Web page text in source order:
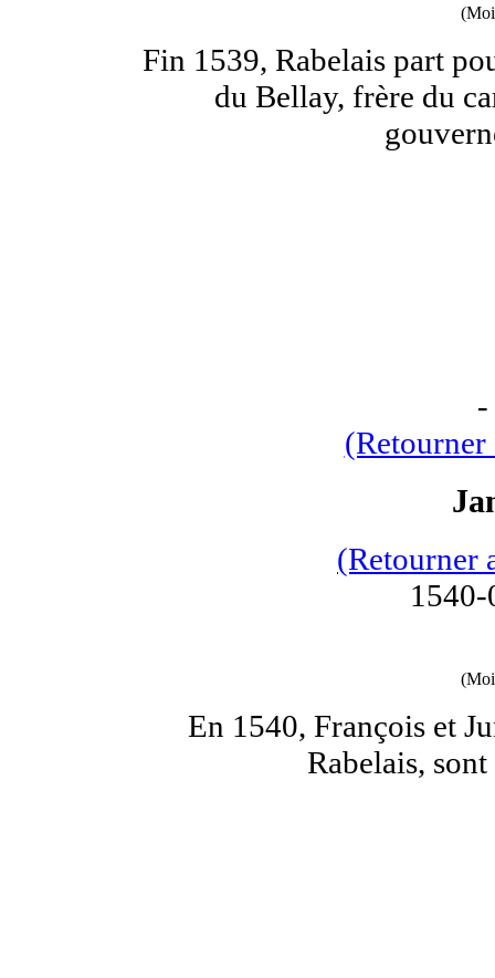
Fin 1539, Rabelais part
du Bellay, frère du
-
(Retourner
(Retourner
En 1540, François et
Rabelais,